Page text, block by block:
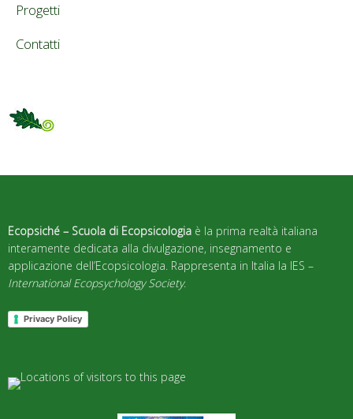
Progetti
Contatti
Ecopsiché – Scuola di Ecopsicologia è la prima realtà italiana
interamente dedicata alla divulgazione, insegnamento e
applicazione dell’Ecopsicologia. Rappresenta in Italia la IES –
International Ecopsychology Society.
Privacy Policy